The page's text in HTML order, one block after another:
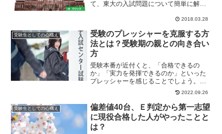
て、東大の入試問題について簡単に解説
2018.03.28
受験生としての心構え
受験のプレッシャーを克服する方
法とは？受験期の親との向き合い
方
受験本番が近付くと、「合格できるの
か」「実力を発揮できるのか」といった
プレッシャーを感じることでしょう。受
験のプレッシャーは試験結果や体調に影
2022.09.26
受験生としての心構え
偏差値40台、Ｅ判定から第一志望
に現役合格した人がやったことと
は？